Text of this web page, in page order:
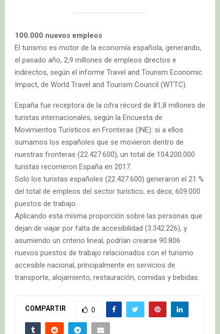
100.000 nuevos empleos
El turismo es motor de la economía española, generando,
el pasado año, 2,9 millones de empleos directos e
indirectos, según el informe Travel and Tourism Economic
Impact, de World Travel and Tourism Council (WTTC).
España fue receptora de la cifra récord de 81,8 millones de
turistas internacionales, según la Encuesta de
Movimientos Turísticos en Fronteras (INE): si a ellos
sumamos los españoles que se movieron dentro de
nuestras fronteras (22.427.600), un total de 104.200.000
turistas recorrieron España en 2017.
Solo los turistas españoles (22.427.600) generaron el 21 %
del total de empleos del sector turístico, es decir, 609.000
puestos de trabajo.
Aplicando esta misma proporción sobre las personas que
dejan de viajar por falta de accesibilidad (3.342.226), y
asumiendo un criterio lineal, podrían crearse 90.806
nuevos puestos de trabajo relacionados con el turismo
accesible nacional, principalmente en servicios de
transporte, alojamiento, restauración, comidas y bebidas.
COMPARTIR 0